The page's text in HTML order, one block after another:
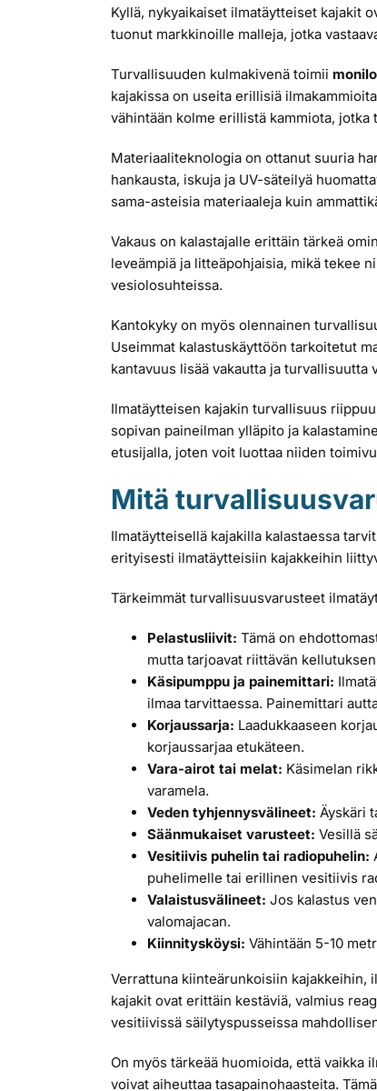
Kyllä, nykyaikaiset ilmatäytteiset kajakit
tuonut markkinoille malleja, jotka
Turvallisuuden kulmakivenä toimii
kajakissa on useita erillisiä
vähintään kolme erillistä kammiota,
Materiaaliteknologia on ottanut suuria
hankausta, iskuja ja UV-säteilyä
sama-asteisia materiaaleja kuin
Vakaus on kalastajalle erittäin tärkeä
leveämpiä ja litteäpohjaisia, mikä tekee
vesiolosuhteissa.
Kantokyky on myös olennainen
Useimmat kalastuskäyttöön tarkoitetut
kantavuus lisää vakautta ja turvallisuutta
Ilmatäytteisen kajakin turvallisuus
sopivan paineilman ylläpito ja
etusijalla, joten voit luottaa niiden
Mitä
Ilmatäytteisellä kajakilla kalastaessa
erityisesti ilmatäytteisiin kajakkeihin
Tärkeimmät turvallisuusvarusteet
Pelastusliivit: Tämä on
mutta tarjoavat riittävän
Käsipumppu ja painemittari:
ilmaa tarvittaessa. Painemittari
Korjaussarja: Laadukkaaseen
korjaussarjaa etukäteen.
Vara-airot tai melat: Käsimelan
varamela.
Veden tyhjennysvälineet: Äyskäri
Säänmukaiset varusteet: Vesillä
Vesitiivis puhelin tai radiopuhelin:
puhelimelle tai erillinen vesitiivis
Valaistusvälineet: Jos kalastus
valomajacan.
Kiinnitysköysi: Vähintään 5-10
Verrattuna kiinteärunkoisiin kajakkeihin,
kajakit ovat erittäin kestäviä, valmius
vesitiivissä säilytyspusseissa
On myös tärkeää huomioida, että
voivat aiheuttaa tasapainohaasteita.